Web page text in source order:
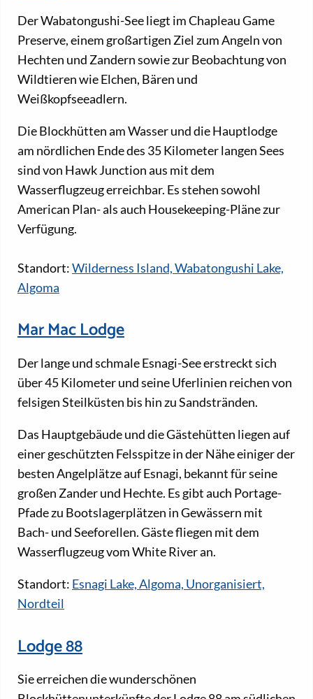
Der Wabatongushi-See liegt im Chapleau Game
Preserve, einem großartigen Ziel zum Angeln von
Hechten und Zandern sowie zur Beobachtung von
Wildtieren wie Elchen, Bären und
Weißkopfseeadlern.
Die Blockhütten am Wasser und die Hauptlodge
am nördlichen Ende des 35 Kilometer langen Sees
sind von Hawk Junction aus mit dem
Wasserflugzeug erreichbar. Es stehen sowohl
American Plan- als auch Housekeeping-Pläne zur
Verfügung.
Standort:Wilderness Island, Wabatongushi Lake,
Algoma
Mar Mac Lodge
Der lange und schmale Esnagi-See erstreckt sich
über 45 Kilometer und seine Uferlinien reichen von
felsigen Steilküsten bis hin zu Sandstränden.
Das Hauptgebäude und die Gästehütten liegen auf
einer geschützten Felsspitze in der Nähe einiger der
besten Angelplätze auf Esnagi, bekannt für seine
großen Zander und Hechte. Es gibt auch Portage-
Pfade zu Bootslagerplätzen in Gewässern mit
Bach- und Seeforellen. Gäste fliegen mit dem
Wasserflugzeug vom White River an.
Standort: Esnagi Lake, Algoma, Unorganisiert,
Nordteil
Lodge 88
Sie erreichen die wunderschönen